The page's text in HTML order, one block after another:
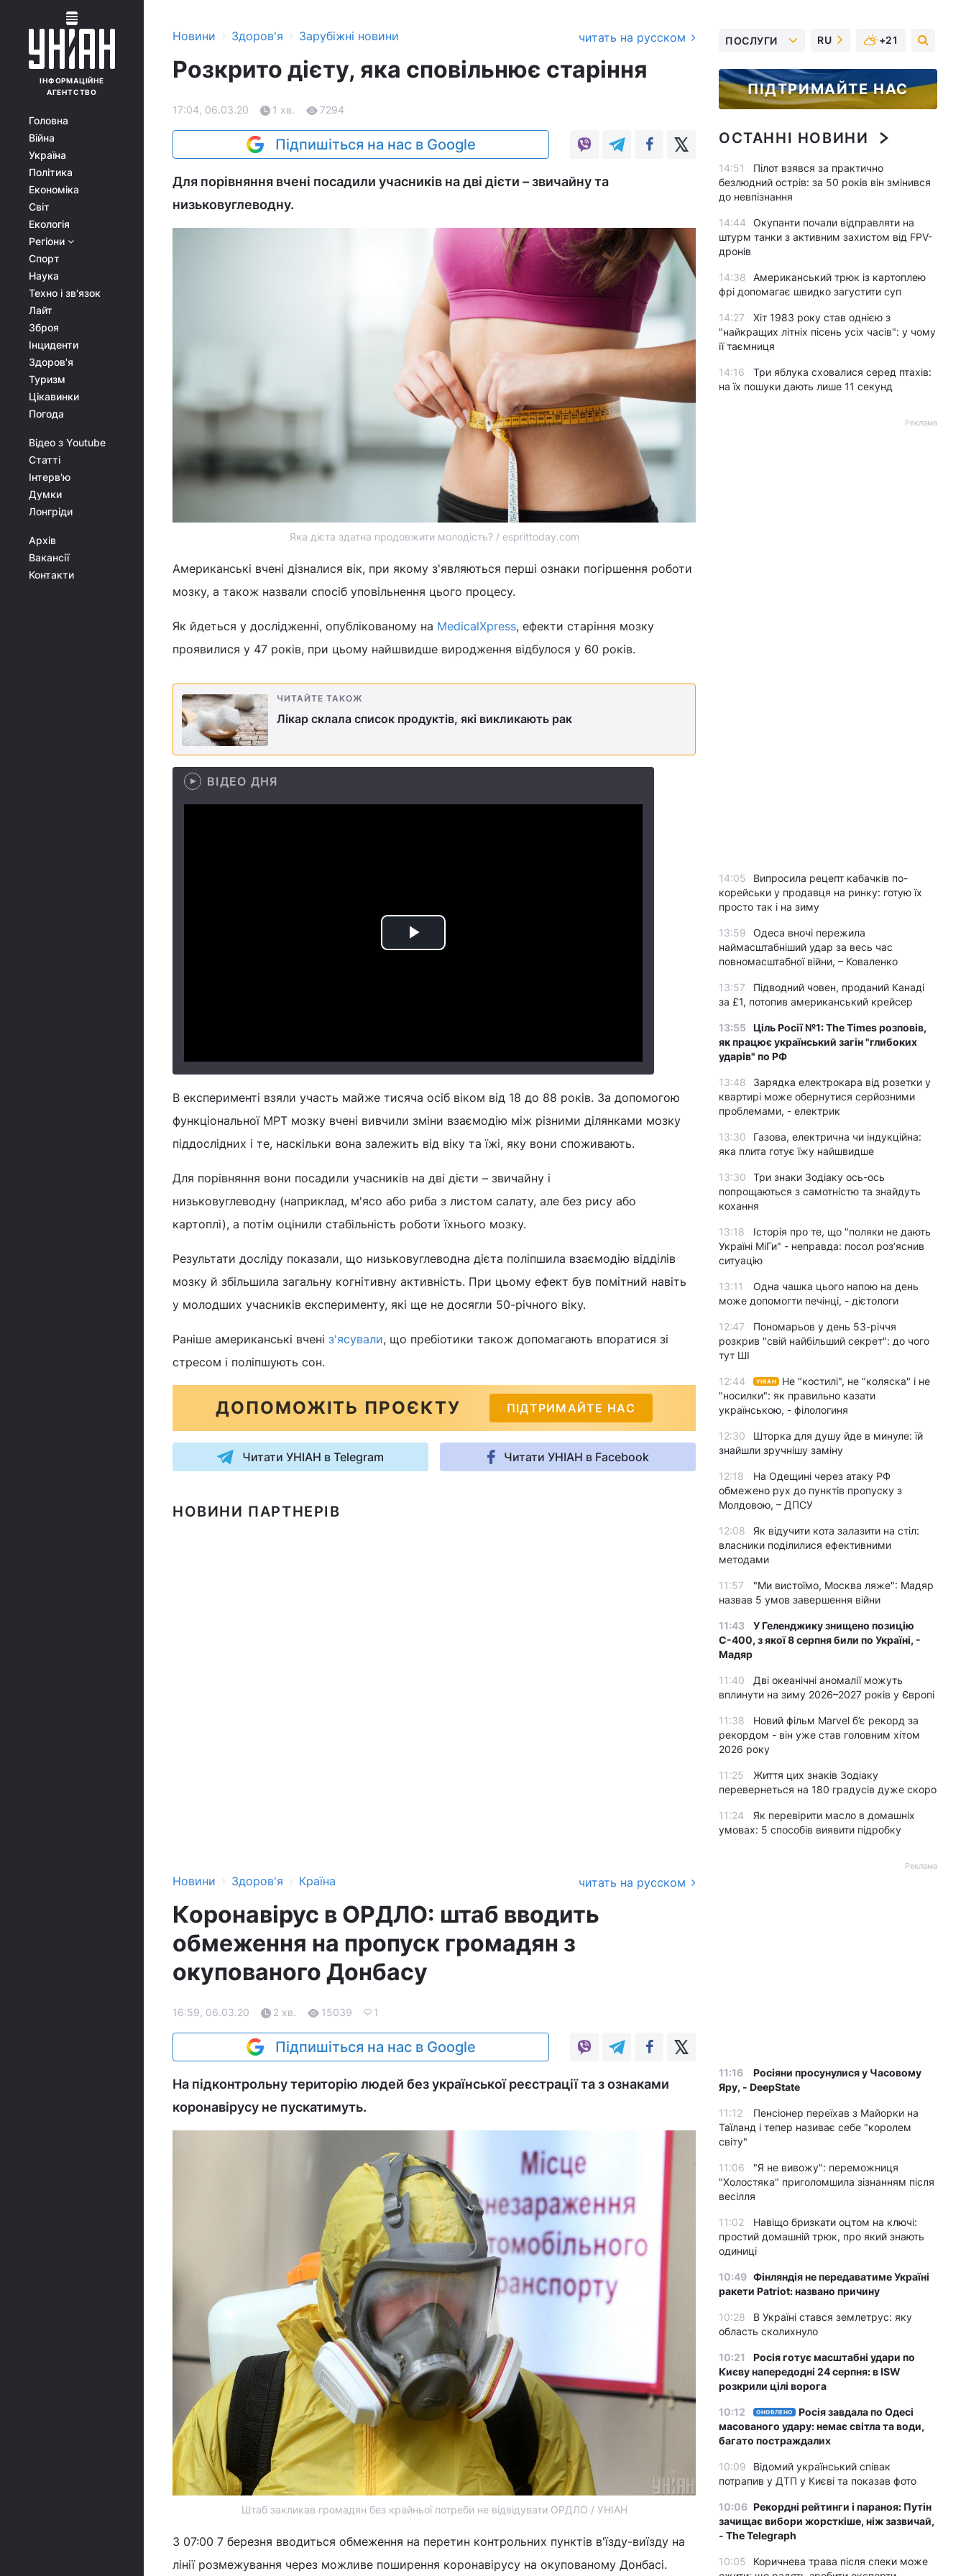
ІНФОРМАЦІЙНЕ
АГЕНТСТВО
Головна
Війна
Україна
Політика
Економіка
Світ
Екологія
Регіони
Спорт
Наука
Техно і зв'язок
Лайт
Зброя
Інциденти
Здоров'я
Туризм
Цікавинки
Погода
Відео з Youtube
Статті
Інтерв'ю
Думки
Лонгріди
Архів
Вакансії
Контакти
Новини › Здоров'я › Зарубіжні новини читать на русском
Розкрито дієту, яка сповільнює старіння
17:04, 06.03.20 1 хв. 7294
Підпишіться на нас в Google
Для порівняння вчені посадили учасників на дві дієти – звичайну та
низьковуглеводну.
Яка дієта здатна продовжити молодість? / esprittoday.com
Американські вчені дізналися вік, при якому з'являються перші ознаки погіршення роботи
мозку, а також назвали спосіб уповільнення цього процесу.
Як йдеться у дослідженні, опублікованому на MedicalXpress, ефекти старіння мозку
проявилися у 47 років, при цьому найшвидше виродження відбулося у 60 років.
ЧИТАЙТЕ ТАКОЖ
Лікар склала список продуктів, які викликають рак
ВІДЕО ДНЯ
Play
В експерименті взяли участь майже тисяча осіб віком від 18 до 88 років. За допомогою
функціональної МРТ мозку вчені вивчили зміни взаємодію між різними ділянками мозку
піддослідних і те, наскільки вона залежить від віку та їжі, яку вони споживають.
Для порівняння вони посадили учасників на дві дієти – звичайну і
низьковуглеводну (наприклад, м'ясо або риба з листом салату, але без рису або
картоплі), а потім оцінили стабільність роботи їхнього мозку.
Результати досліду показали, що низьковуглеводна дієта поліпшила взаємодію відділів
мозку й збільшила загальну когнітивну активність. При цьому ефект був помітний навіть
у молодших учасників експерименту, які ще не досягли 50-річного віку.
Раніше американські вчені з'ясували, що пребіотики також допомагають впоратися зі
стресом і поліпшують сон.
ДОПОМОЖІТЬ ПРОЄКТУ ПІДТРИМАЙТЕ НАС
Читати УНІАН в Telegram Читати УНІАН в Facebook
НОВИНИ ПАРТНЕРІВ
Новини › Здоров'я › Країна читать на русском
Коронавірус в ОРДЛО: штаб вводить
обмеження на пропуск громадян з
окупованого Донбасу
16:59, 06.03.20 2 хв. 15039 1
Підпишіться на нас в Google
На підконтрольну територію людей без української реєстрації та з ознаками
коронавірусу не пускатимуть.
Штаб закликав громадян без крайньої потреби не відвідувати ОРДЛО / УНІАН
З 07:00 7 березня вводиться обмеження на перетин контрольних пунктів в'їзду-виїзду на
лінії розмежування через можливе поширення коронавірусу на окупованому Донбасі.
ПОСЛУГИ RU +21
ПІДТРИМАЙТЕ НАС
ОСТАННІ НОВИНИ
14:51
Пілот взявся за практично
безлюдний острів: за 50 років він змінився
до невпізнання
14:44
Окупанти почали відправляти на
штурм танки з активним захистом від FPV-
дронів
14:38
Американський трюк із картоплею
фрі допомагає швидко загустити суп
14:27
Хіт 1983 року став однією з
"найкращих літніх пісень усіх часів": у чому
її таємниця
14:16
Три яблука сховалися серед птахів:
на їх пошуки дають лише 11 секунд
Реклама
14:05
Випросила рецепт кабачків по-
корейськи у продавця на ринку: готую їх
просто так і на зиму
13:59
Одеса вночі пережила
наймасштабніший удар за весь час
повномасштабної війни, – Коваленко
13:57
Підводний човен, проданий Канаді
за £1, потопив американський крейсер
13:55 Ціль Росії №1: The Times розповів,
як працює український загін "глибоких
ударів" по РФ
13:48
Зарядка електрокара від розетки у
квартирі може обернутися серйозними
проблемами, - електрик
13:30
Газова, електрична чи індукційна:
яка плита готує їжу найшвидше
13:30
Три знаки Зодіаку ось-ось
попрощаються з самотністю та знайдуть
кохання
13:18
Історія про те, що "поляки не дають
Україні МіГи" - неправда: посол роз’яснив
ситуацію
13:11
Одна чашка цього напою на день
може допомогти печінці, - дієтологи
12:47
Пономарьов у день 53-річчя
розкрив "свій найбільший секрет": до чого
тут ШІ
12:44 УНІАН
Не "костилі", не "коляска" і не
"носилки": як правильно казати
українською, - філологиня
12:30
Шторка для душу йде в минуле: їй
знайшли зручнішу заміну
12:18
На Одещині через атаку РФ
обмежено рух до пунктів пропуску з
Молдовою, – ДПСУ
12:08
Як відучити кота залазити на стіл:
власники поділилися ефективними
методами
11:57
"Ми вистоїмо, Москва ляже": Мадяр
назвав 5 умов завершення війни
11:43
У Геленджику знищено позицію
С-400, з якої 8 серпня били по Україні, -
Мадяр
11:40
Дві океанічні аномалії можуть
вплинути на зиму 2026–2027 років у Європі
11:38
Новий фільм Marvel б’є рекорд за
рекордом - він уже став головним хітом
2026 року
11:25
Життя цих знаків Зодіаку
перевернеться на 180 градусів дуже скоро
11:24
Як перевірити масло в домашніх
умовах: 5 способів виявити підробку
Реклама
11:16
Росіяни просунулися у Часовому
Яру, - DeepState
11:12
Пенсіонер переїхав з Майорки на
Таїланд і тепер називає себе "королем
світу"
11:06
"Я не вивожу": переможниця
"Холостяка" приголомшила зізнанням після
весілля
11:02
Навіщо бризкати оцтом на ключі:
простий домашній трюк, про який знають
одиниці
10:49 Фінляндія не передаватиме Україні
ракети Patriot: названо причину
10:28
В Україні стався землетрус: яку
область сколихнуло
10:21
Росія готує масштабні удари по
Києву напередодні 24 серпня: в ISW
розкрили цілі ворога
10:12 ОНОВЛЕНО
Росія завдала по Одесі
масованого удару: немає світла та води,
багато постраждалих
10:09
Відомий український співак
потрапив у ДТП у Києві та показав фото
10:06 Рекордні рейтинги і параноя: Путін
зачищає вибори жорсткіше, ніж зазвичай,
- The Telegraph
10:05
Коричнева трава після спеки може